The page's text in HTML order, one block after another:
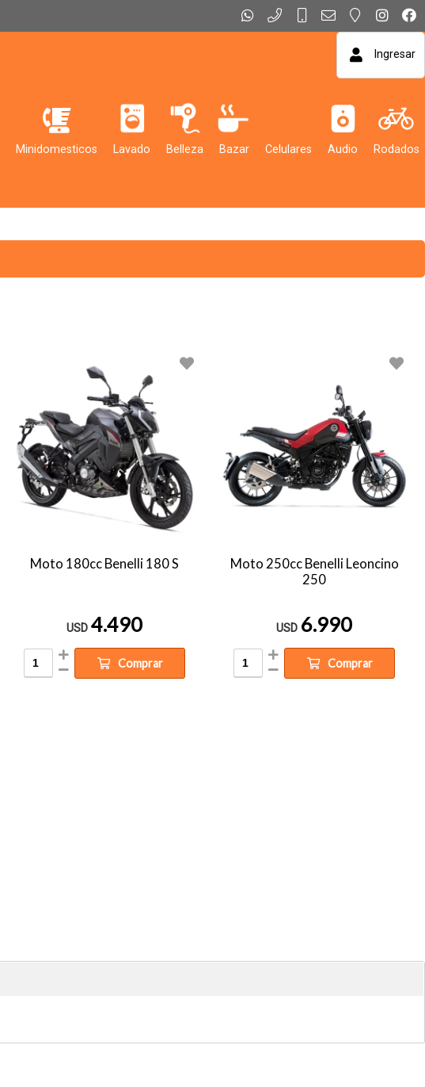
Ingresar
Minidomesticos Lavado Belleza Bazar Celulares Audio Rodados
Moto 180cc Benelli 180 S
USD 4.490
Comprar
Moto 250cc Benelli Leoncino
250
USD 6.990
Comprar